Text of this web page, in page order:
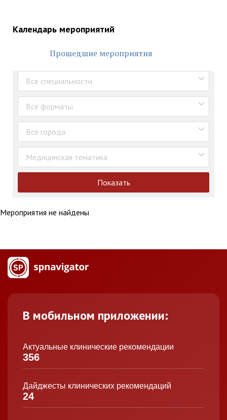
Календарь мероприятий
Прошедшие мероприятия
Все специальности
Все форматы
Все города
Медицинская тематика
Показать
Мероприятия не найдены
В мобильном приложении:
Актуальные клинические рекомендации
356
Дайджесты клинических рекомендаций
24